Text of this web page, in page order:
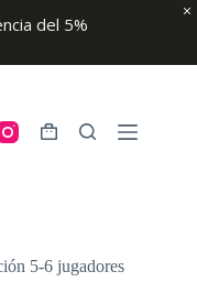
del 5%
Shopping
5-6 jugadores